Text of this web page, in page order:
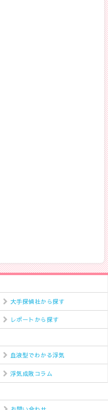
大手探偵社から探す
レポートから探す
血液型でわかる浮気
浮気成敗コラム